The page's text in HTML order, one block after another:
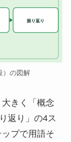
振り返り
）の図解
きく「概念
返り」の4ス
プで用語そ